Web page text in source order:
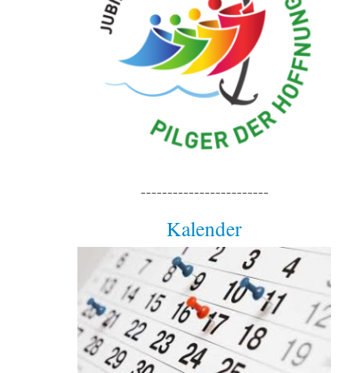
------------------------
Kalender